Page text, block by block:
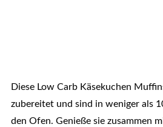
Diese Low Carb Käsekuchen
zubereitet und sind in weniger als
den Ofen. Genieße sie zusammen